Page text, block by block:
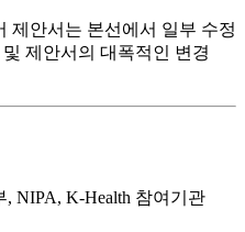
제안서는 본선에서 일부 수정
제안서의 대폭적인 변경
NIPA, K-Health 참여기관